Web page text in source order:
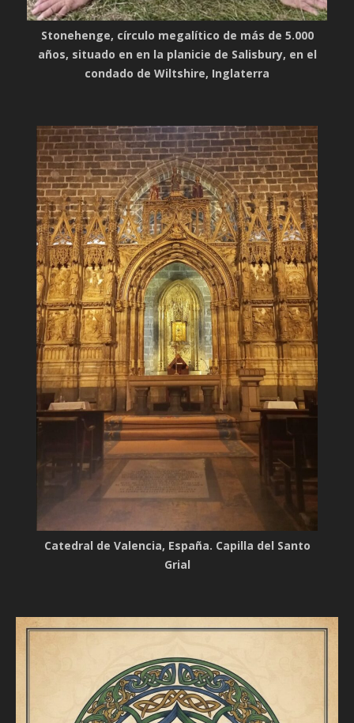
Stonehenge, círculo megalítico de más de 5.000
años, situado en en la planicie de Salisbury, en el
condado de Wiltshire, Inglaterra
Catedral de Valencia, España. Capilla del Santo
Grial